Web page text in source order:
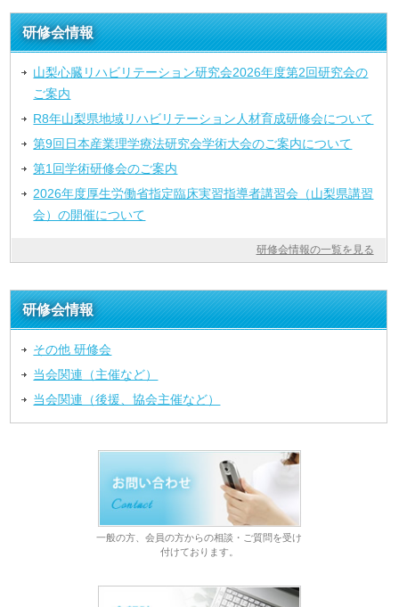
研修会情報
山梨心臓リハビリテーション研究会2026年度第2回研究会の
ご案内
R8年山梨県地域リハビリテーション人材育成研修会について
第9回日本産業理学療法研究会学術大会のご案内について
第1回学術研修会のご案内
2026年度厚生労働省指定臨床実習指導者講習会（山梨県講習
会）の開催について
研修会情報の一覧を見る
研修会情報
その他 研修会
当会関連（主催など）
当会関連（後援、協会主催など）
一般の方、会員の方からの相談・ご質問を受け
付けております。